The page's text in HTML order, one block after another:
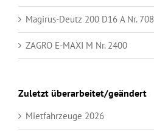
Magirus-Deutz 200 D16 A Nr. 708
ZAGRO E-MAXI M Nr. 2400
Zuletzt überarbeitet/geändert
Mietfahrzeuge 2026